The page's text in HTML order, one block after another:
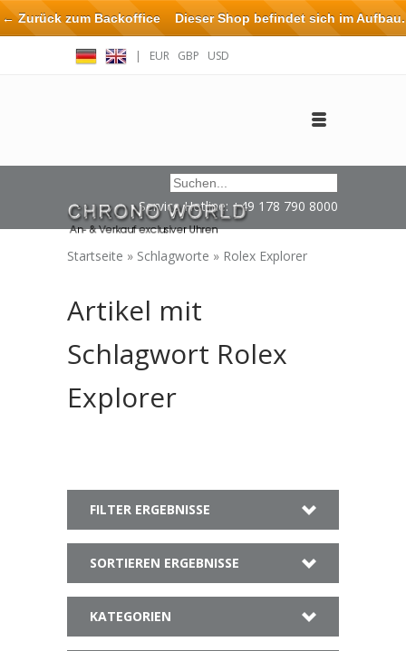
| EUR GBP USD
Service Hotline: +49 178 790 8000
Startseite » Schlagworte » Rolex Explorer
Artikel mit
Schlagwort Rolex
Explorer
FILTER ERGEBNISSE
SORTIEREN ERGEBNISSE
KATEGORIEN
← Zurück zum BackofficeDieser Shop befindet sich im Aufbau.
Eventuell können nicht alle Bestellungen eingehalten oder erfüllt